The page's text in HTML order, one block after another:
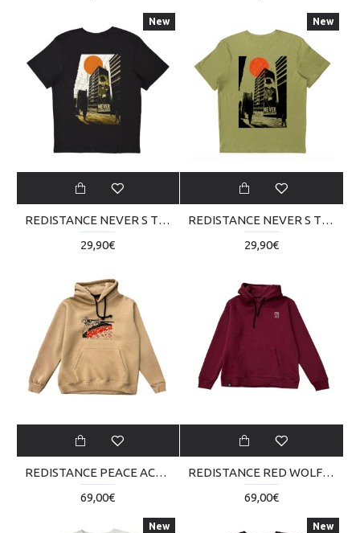
New
REDISTANCE NEVER S TEE RDU125TB11-2020
29,90€
New
REDISTANCE NEVER S TEE RDU125TB11-3030
29,90€
REDISTANCE PEACE ACROSS BORDERS HOODIE RDU224TM04-2222
69,00€
REDISTANCE RED WOLF HOODIE RDU224TM06-2525
69,00€
New New